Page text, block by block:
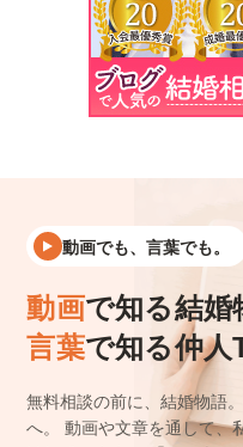
動画でも、言葉でも。
動画で知る結婚
言葉で知る仲人T
無料相談の前に、結婚物語
へ。
動画や文章を通して、